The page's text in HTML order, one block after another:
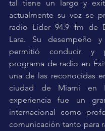
tal tiene un largo y
actualmente su voz se
radio Líder 94.9 fm de
Lara. Su desempeño
permitió conducir y
programa de radio en
una de las reconocidas
ciudad de Miami en
experiencia fue un
internacional como
comunicación tanto para